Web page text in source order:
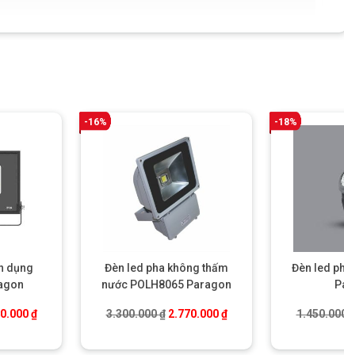
dụng
là: 1.350.000 ₫.
₫Giá hiện tại là: 1.180.000 ₫.
-16%
Đèn led pha không thấm
nước POLH8065 Paragon
3.300.000₫ Giá gốc là: 3.300.000 ₫.
2.770.000₫Giá hiện tại là:
-18%
Đèn led